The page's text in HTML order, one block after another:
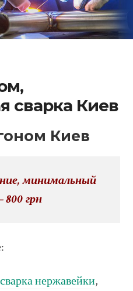
сварка Киев
Киев
минимальный
800 грн
сварка нержавейки,